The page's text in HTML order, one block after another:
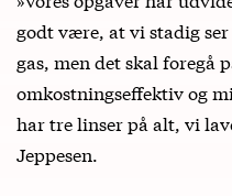
godt være, at vi stadig
gas, men det skal foregå
omkostningseffektiv og
har tre linser på alt, vi
Jeppesen.